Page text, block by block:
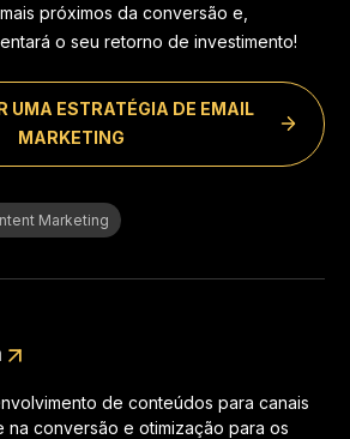
próximos da conversão e,
o seu retorno de investimento!
UMA ESTRATÉGIA DE EMAIL
MARKETING
Marketing
de conteúdos para canais
na conversão e otimização para os